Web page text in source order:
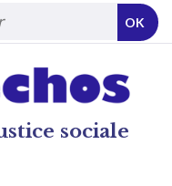
sociale
OK